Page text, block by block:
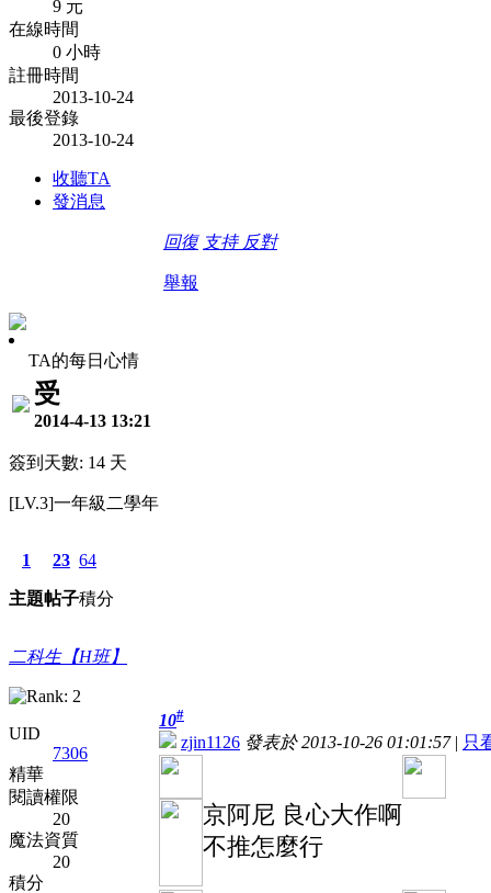
9 元
在線時間
0 小時
註冊時間
2013-10-24
最後登錄
2013-10-24
收聽TA
發消息
回復 支持 反對
舉報
TA的每日心情
受
2014-4-13 13:21
簽到天數: 14 天
[LV.3]一年級二學年
1
主題
23
帖子
64
積分
二科生【H班】
UID
7306
精華
閱讀權限
20
魔法資質
20
積分
10#
zjin1126 發表於 2013-10-26 01:01:57 | 只
京阿尼 良心大作啊
不推怎麼行